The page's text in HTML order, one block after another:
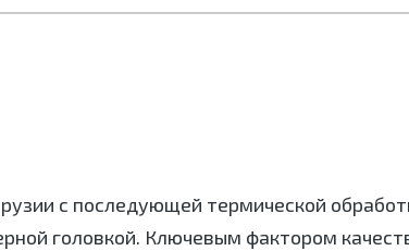
с последующей термической
головкой. Ключевым фактором